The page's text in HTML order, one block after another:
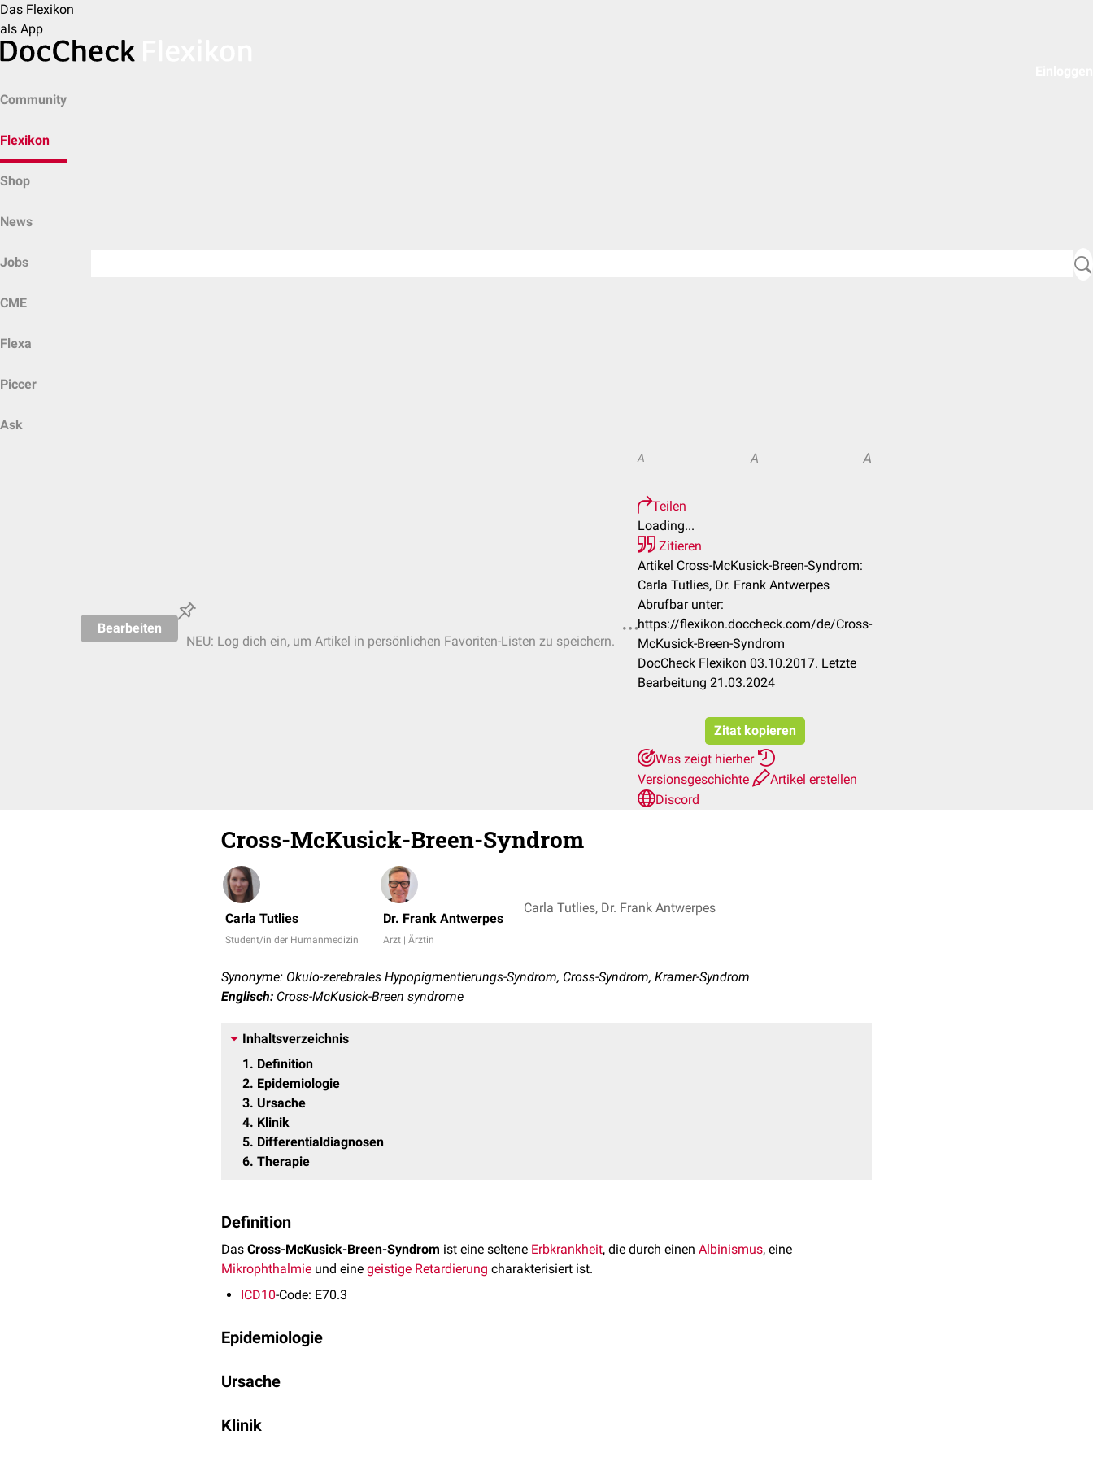
Das Flexikon
als App
Community
Flexikon
Shop
News
Jobs
CME
Flexa
Piccer
Ask
Bearbeiten
NEU: Log dich ein, um Artikel in persönlichen Favoriten-Listen zu speichern.
A A A
Teilen
Loading...
Zitieren
Artikel Cross-McKusick-Breen-Syndrom:
Carla Tutlies, Dr. Frank Antwerpes
Abrufbar unter:
https://flexikon.doccheck.com/de/Cross-
McKusick-Breen-Syndrom
DocCheck Flexikon 03.10.2017. Letzte
Bearbeitung 21.03.2024
Zitat kopieren
Was zeigt hierher
Versionsgeschichte
Artikel erstellen
Discord
Cross-McKusick-Breen-Syndrom
Carla Tutlies
Student/in der Humanmedizin
Dr. Frank Antwerpes
Arzt | Ärztin
Carla Tutlies, Dr. Frank Antwerpes
Synonyme: Okulo-zerebrales Hypopigmentierungs-Syndrom, Cross-Syndrom, Kramer-Syndrom
Englisch: Cross-McKusick-Breen syndrome
Inhaltsverzeichnis
1
Definition
2 Epidemiologie
3 Ursache
4 Klinik
5 Differentialdiagnosen
6 Therapie
Definition
Das Cross-McKusick-Breen-Syndrom ist eine seltene Erbkrankheit, die durch einen Albinismus, eine
Mikrophthalmie und eine geistige Retardierung charakterisiert ist.
ICD10-Code: E70.3
Epidemiologie
Literatur beschrieben.
Ursache
bis heute (2017) nicht identifiziert werden.
Klinik